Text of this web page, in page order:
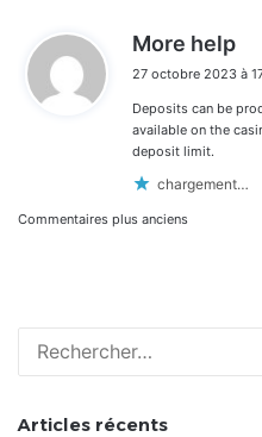
More help
t
:
27 octobre 2023 à
Deposits can be
available on the
deposit limit.
chargement…
Navigation
commentaires
Commentaires plus anciens
Articles récents